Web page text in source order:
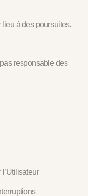
à des poursuites.
responsable des